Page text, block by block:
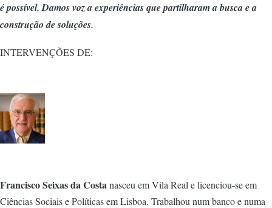
é possível. Damos voz a experiências que partilharam a busca e a
construção de soluções.
INTERVENÇÕES DE:
Francisco Seixas da Costanasceu em Vila Real e licenciou-se em
Ciências Sociais e Políticas em Lisboa. Trabalhou num banco e numa